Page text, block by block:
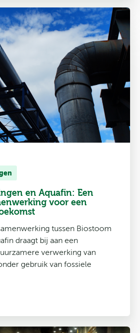
en Aquafin: Een
voor een
tussen Biostoom
draagt bij aan een
verwerking van
gebruik van fossiele